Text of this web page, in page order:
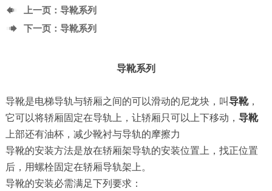
 上一页： 导靴系列
 下一页： 导靴系列
导靴系列
导靴是电梯导轨与轿厢之间的可以滑动的尼龙块，叫导靴，
它可以将轿厢固定在导轨上，让轿厢只可以上下移动， 导靴
上部还有油杯，减少靴衬与导轨的摩擦力
导靴的安装方法是放在轿厢架导轨的安装位置上，找正位置
后，用螺栓固定在轿厢导轨架上。
导靴的安装必需满足下列要求：